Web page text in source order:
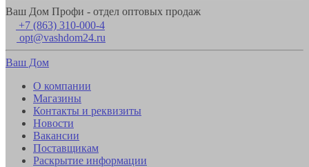
Ваш Дом Профи - отдел оптовых продаж
+7 (863) 310-000-4
opt@vashdom24.ru
Ваш Дом
О компании
Магазины
Контакты и реквизиты
Новости
Вакансии
Поставщикам
Раскрытие информации